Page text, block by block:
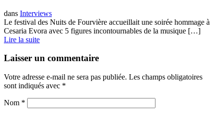
dans Interviews
Le festival des Nuits de Fourvière accueillait une soirée hommage à
Cesaria Evora avec 5 figures incontournables de la musique […]
Lire la suite
Laisser un commentaire
Votre adresse e-mail ne sera pas publiée. Les champs obligatoires
sont indiqués avec *
Nom *